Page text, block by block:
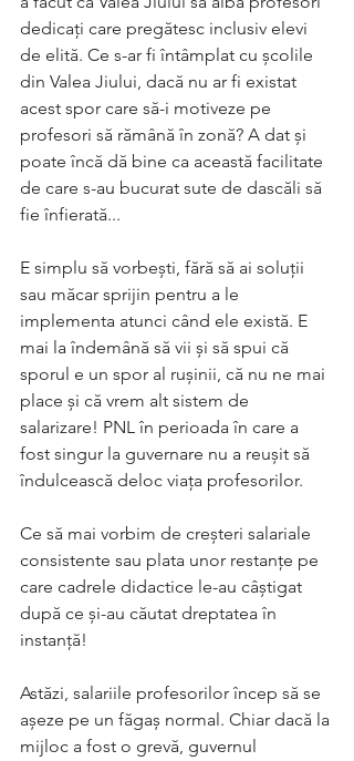
dedicați care pregătesc inclusiv elevi
de elită. Ce s-ar fi întâmplat cu școlile
din Valea Jiului, dacă nu ar fi existat
acest spor care să-i motiveze pe
profesori să rămână în zonă? A dat și
poate încă dă bine ca această facilitate
de care s-au bucurat sute de dascăli să
fie înfierată...
E simplu să vorbești, fără să ai soluții
sau măcar sprijin pentru a le
implementa atunci când ele există. E
mai la îndemână să vii și să spui că
sporul e un spor al rușinii, că nu ne mai
place și că vrem alt sistem de
salarizare! PNL în perioada în care a
fost singur la guvernare nu a reușit să
îndulcească deloc viața profesorilor.
Ce să mai vorbim de creșteri salariale
consistente sau plata unor restanțe pe
care cadrele didactice le-au câștigat
după ce și-au căutat dreptatea în
instanță!
Astăzi, salariile profesorilor încep să se
așeze pe un făgaș normal. Chiar dacă la
mijloc a fost o grevă, guvernul